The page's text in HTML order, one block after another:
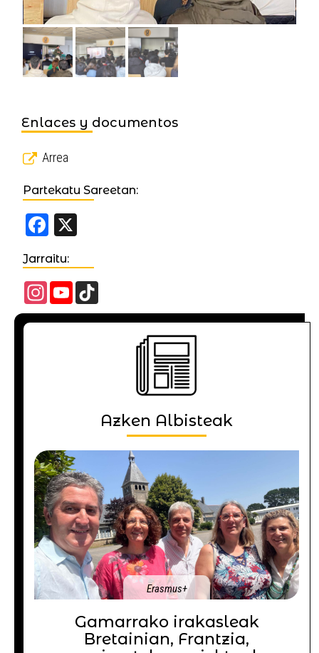
Enlaces y documentos
Arrea
Partekatu Sareetan:
Facebook
Jarraitu:
Instagram
YouTube
Channel
Azken Albisteak
Erasmus+
Gamarrako irakasleak
Bretainian, Frantzia,